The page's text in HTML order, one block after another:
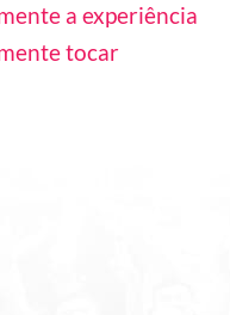
a experiência
tocar